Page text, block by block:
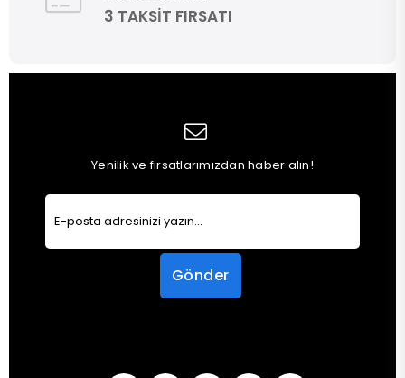
3 TAKSİT FIRSATI
Yenilik ve fırsatlarımızdan haber alın!
Gönder